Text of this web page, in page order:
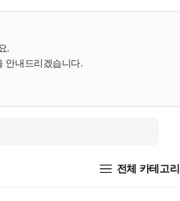
.
안내드리겠습니다.
전체 카테고리